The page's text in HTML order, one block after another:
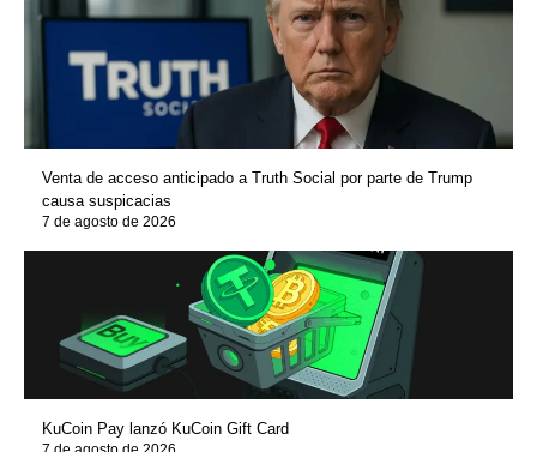
Venta de acceso anticipado a Truth Social por parte de Trump
causa suspicacias
7 de agosto de 2026
KuCoin Pay lanzó KuCoin Gift Card